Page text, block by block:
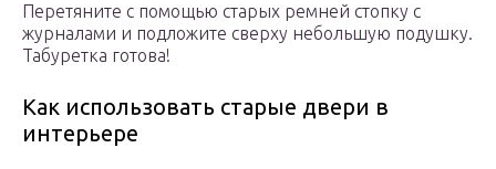
Перетяните с помощью старых ремней стопку с
журналами и подложите сверху небольшую подушку.
Табуретка готова!
Как использовать старые двери в
интерьере